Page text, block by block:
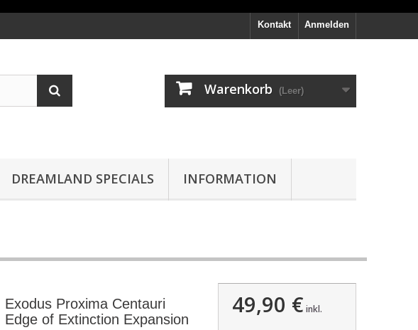
Anmelden
Kontakt
Warenkorb (Leer)
DREAMLAND SPECIALS INFORMATION
Exodus Proxima Centauri
Edge of Extinction Expansion
49,90 € inkl.